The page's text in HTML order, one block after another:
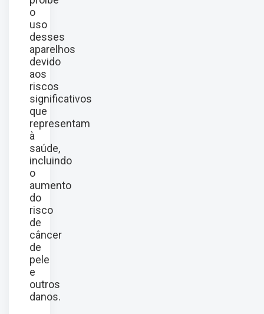
o
uso
desses
aparelhos
devido
aos
riscos
significativos
que
representam
à
saúde,
incluindo
o
aumento
do
risco
de
câncer
de
pele
e
outros
danos.